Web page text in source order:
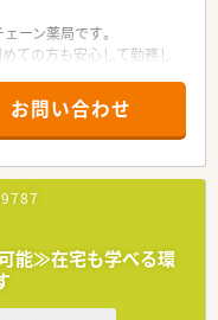
様一人ひとりとじっくり
も積極的に取り組んでお
ーン薬局です。
ての方も安心して勤務し
事をして頂くシステムで
仕事をして頂く事が可能
方
お問い合わせ
能≫在宅も学べる環